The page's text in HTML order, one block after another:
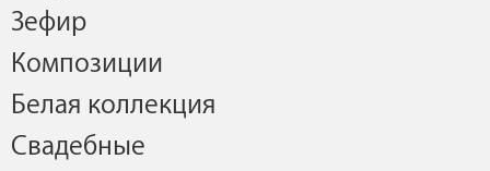
Зефир
Композиции
Белая коллекция
Свадебные